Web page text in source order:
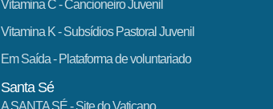
Vitamina C- Cancioneiro Juvenil
Vitamina K- Subsídios Pastoral Juvenil
Em Saída- Plataforma de voluntariado
Santa Sé
A SANTA SÉ - Site do Vaticano